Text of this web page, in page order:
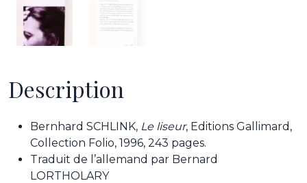
Description
Bernhard SCHLINK, Le liseur, Editions Gallimard,
Collection Folio, 1996, 243 pages.
Traduit de l’allemand par Bernard
LORTHOLARY